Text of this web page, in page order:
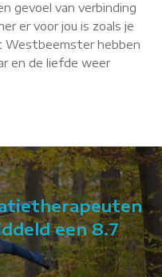
gevoel van verbinding
er voor jou is zoals je
Westbeemster hebben
en de liefde weer
een 8.7